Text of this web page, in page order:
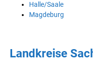
Halle/Saale
Magdeburg
Landkreise